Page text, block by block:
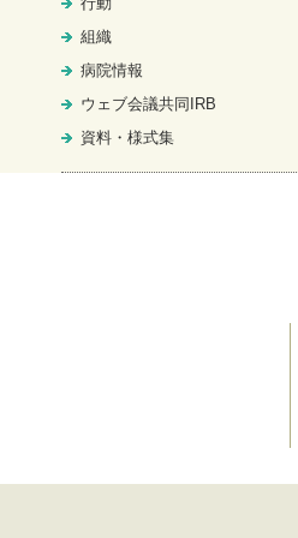
組織
病院情報
ウェブ会議共同IRB
資料・様式集